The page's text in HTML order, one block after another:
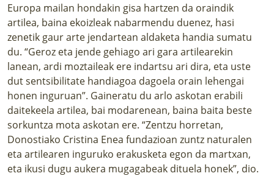
Europa mailan hondakin gisa hartzen da oraindik
artilea, baina ekoizleak nabarmendu duenez, hasi
zenetik gaur arte jendartean aldaketa handia sumatu
du. “Geroz eta jende gehiago ari gara artilearekin
lanean, ardi moztaileak ere indartsu ari dira, eta uste
dut sentsibilitate handiagoa dagoela orain lehengai
honen inguruan”. Gaineratu du arlo askotan erabili
daitekeela artilea, bai modarenean, baina baita beste
sorkuntza mota askotan ere. “Zentzu horretan,
Donostiako Cristina Enea fundazioan zuntz naturalen
eta artilearen inguruko erakusketa egon da martxan,
eta ikusi dugu aukera mugagabeak dituela honek”, dio.